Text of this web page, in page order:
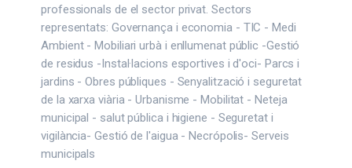
professionals de el sector privat. Sectors
representats: Governança i economia - TIC - Medi
Ambient - Mobiliari urbà i enllumenat públic -Gestió
de residus -Instal·lacions esportives i d'oci- Parcs i
jardins - Obres públiques - Senyalització i seguretat
de la xarxa viària - Urbanisme - Mobilitat - Neteja
municipal - salut pública i higiene - Seguretat i
vigilància- Gestió de l'aigua - Necrópolis- Serveis
municipals